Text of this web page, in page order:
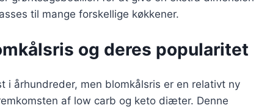
til mange forskellige køkkener.
og deres popularitet
århundreder, men blomkålsris er en relativt ny
af low carb og keto diæter. Denne